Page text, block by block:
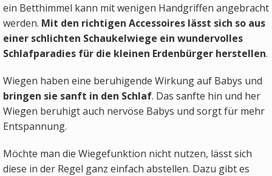
ein Betthimmel kann mit wenigen Handgriffen angebracht
werden. Mit den richtigen Accessoires lässt sich so aus
einer schlichten Schaukelwiege ein wundervolles
Schlafparadies für die kleinen Erdenbürger herstellen.
Wiegen haben eine beruhigende Wirkung auf Babys und
bringen sie sanft in den Schlaf. Das sanfte hin und her
Wiegen beruhigt auch nervöse Babys und sorgt für mehr
Entspannung.
Möchte man die Wiegefunktion nicht nutzen, lässt sich
diese in der Regel ganz einfach abstellen. Dazu gibt es